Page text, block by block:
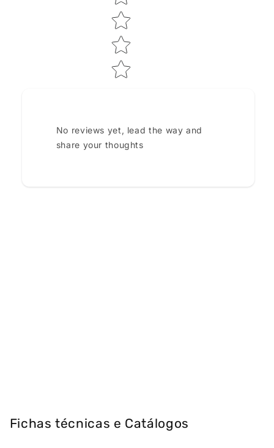
No reviews yet, lead the way and
share your thoughts
Fichas técnicas e Catálogos